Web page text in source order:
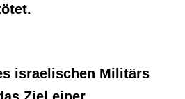
israelischen Militärs